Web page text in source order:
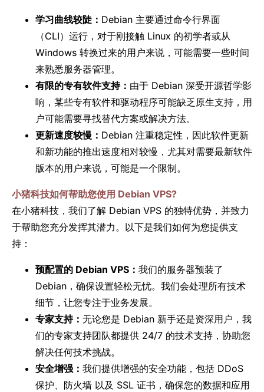
学习曲线较陡： Debian 主要通过命令行界面
（CLI）运行，对于刚接触 Linux 的初学者或从
Windows 转换过来的用户来说，可能需要一些时间
来熟悉服务器管理。
有限的专有软件支持： 由于 Debian 深受开源哲学影
响，某些专有软件和驱动程序可能缺乏原生支持，用
户可能需要寻找替代方案或解决方法。
更新速度较慢： Debian 注重稳定性，因此软件更新
和新功能的推出速度相对较慢，尤其对需要最新软件
版本的用户来说，可能是一个限制。
小猪科技如何帮助您使用 Debian VPS?
在小猪科技，我们了解 Debian VPS 的独特优势，并致力
于帮助您充分发挥其潜力。以下是我们如何为您提供支
持：
预配置的 Debian VPS： 我们的服务器预装了
Debian，确保设置轻松无忧。我们会处理所有技术
细节，让您专注于业务发展。
专家支持： 无论您是 Debian 新手还是资深用户，我
们的专家支持团队都提供 24/7 的技术支持，协助您
解决任何技术挑战。
安全增强： 我们提供增强的安全功能，包括 DDoS
保护、防火墙 以及 SSL 证书，确保您的数据和应用